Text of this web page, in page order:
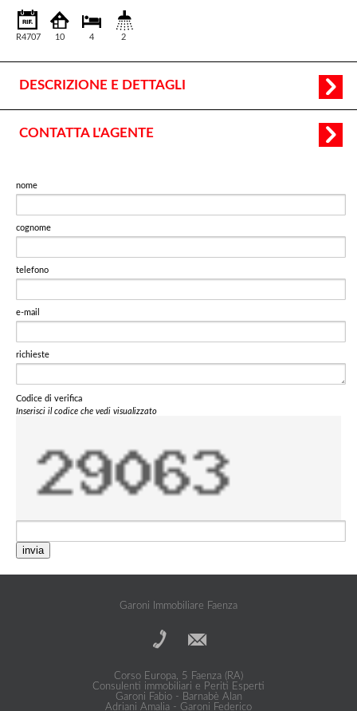
R4707 10 4 2
DESCRIZIONE E DETTAGLI
CONTATTA L'AGENTE
nome
cognome
telefono
e-mail
richieste
Codice di verifica
Inserisci il codice che vedi visualizzato
invia
Garoni Immobiliare Faenza
Corso Europa, 5 Faenza (RA)
Consulenti immobiliari e Periti Esperti
Garoni Fabio - Barnabè Alan
Adriani Amalia - Garoni Federico